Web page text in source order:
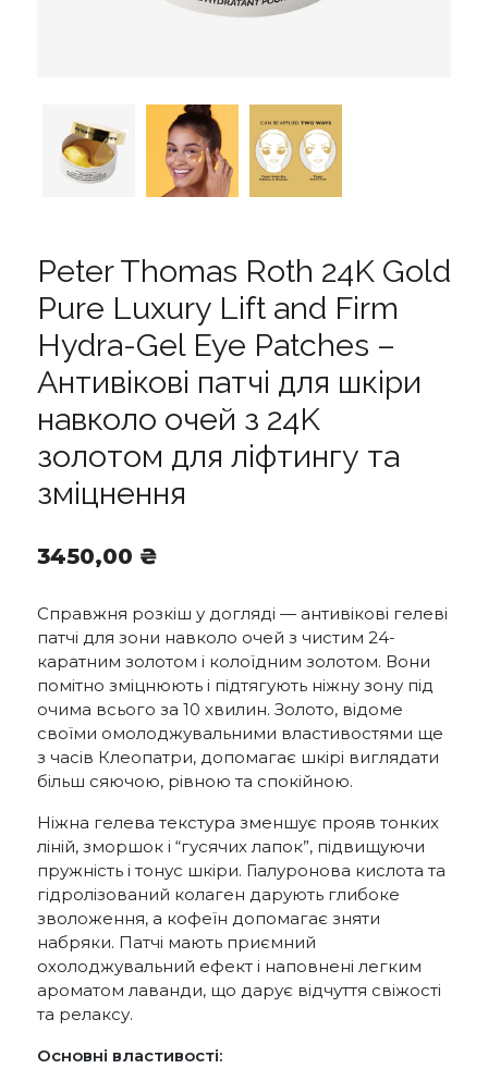
Peter Thomas Roth 24K Gold
Pure Luxury Lift and Firm
Hydra-Gel Eye Patches –
Антивікові патчі для шкіри
навколо очей з 24K
золотом для ліфтингу та
зміцнення
3450,00 ₴
Справжня розкіш у догляді — антивікові гелеві
патчі для зони навколо очей з чистим 24-
каратним золотом і колоїдним золотом. Вони
помітно зміцнюють і підтягують ніжну зону під
очима всього за 10 хвилин. Золото, відоме
своїми омолоджувальними властивостями ще
з часів Клеопатри, допомагає шкірі виглядати
більш сяючою, рівною та спокійною.
Ніжна гелева текстура зменшує прояв тонких
ліній, зморшок і “гусячих лапок”, підвищуючи
пружність і тонус шкіри. Гіалуронова кислота та
гідролізований колаген дарують глибоке
зволоження, а кофеїн допомагає зняти
набряки. Патчі мають приємний
охолоджувальний ефект і наповнені легким
ароматом лаванди, що дарує відчуття свіжості
та релаксу.
Основні властивості: